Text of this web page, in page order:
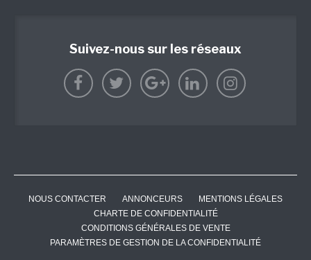
Suivez-nous sur les réseaux
NOUS CONTACTER ANNONCEURS
MENTIONS LÉGALES
CHARTE DE CONFIDENTIALITÉ
CONDITIONS GÉNÉRALES DE VENTE
PARAMÈTRES DE GESTION DE LA CONFIDENTIALITÉ